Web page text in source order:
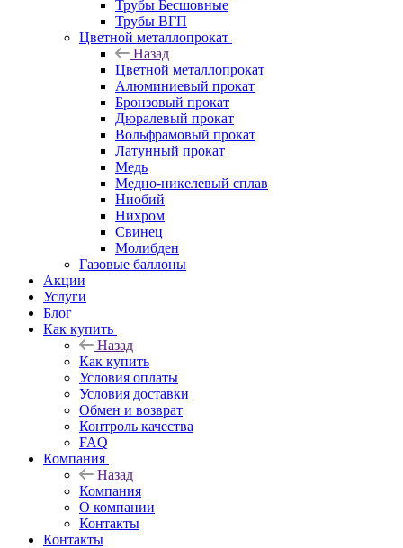
Трубы Бесшовные
Трубы ВГП
Цветной металлопрокат
Назад
Цветной металлопрокат
Алюминиевый прокат
Бронзовый прокат
Дюралевый прокат
Вольфрамовый прокат
Латунный прокат
Медь
Медно-никелевый сплав
Ниобий
Нихром
Свинец
Молибден
Газовые баллоны
Акции
Услуги
Блог
Как купить
Назад
Как купить
Условия оплаты
Условия доставки
Обмен и возврат
Контроль качества
FAQ
Компания
Назад
Компания
О компании
Контакты
Контакты